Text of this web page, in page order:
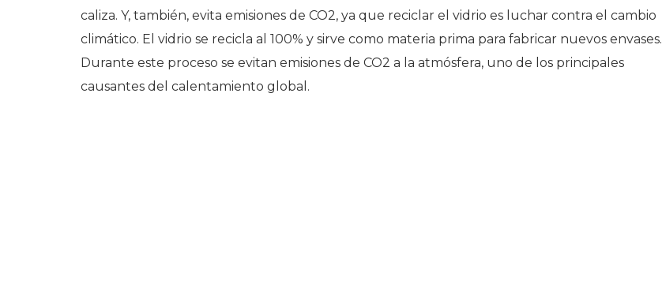
caliza. Y, también, evita emisiones de CO2, ya que reciclar el vidrio es luchar contra el cambio
climático. El vidrio se recicla al 100% y sirve como materia prima para fabricar nuevos envases.
Durante este proceso se evitan emisiones de CO2 a la atmósfera, uno de los principales
causantes del calentamiento global.